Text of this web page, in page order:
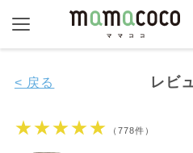
レビ
< 戻る
★★★★★ （778件）